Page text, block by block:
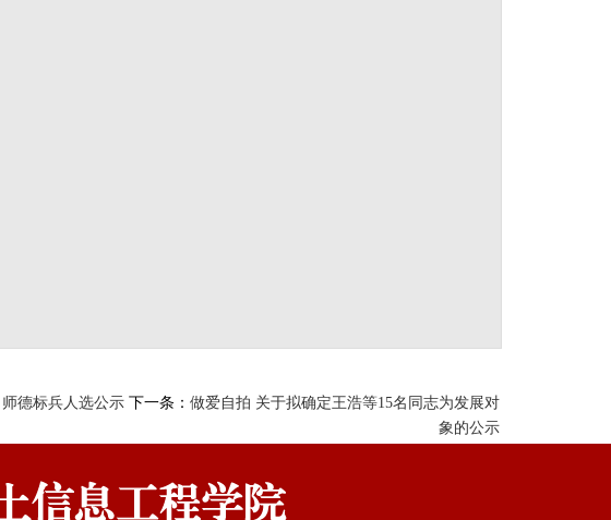
德标兵人选公示 下一条： 做爱自拍 关于拟确定王浩等15名同志为发展对
象的公示